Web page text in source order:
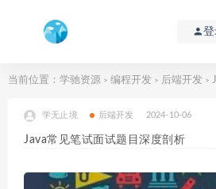
当前位置： 学驰资源 > 编程开发 > 后端开发 >
学无止境 后端开发 2024-10-06
Java常见笔试面试题目深度剖析